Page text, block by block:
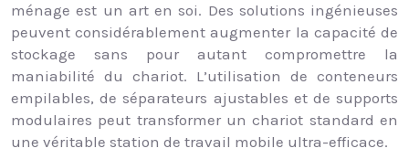
ménage est un art en soi. Des solutions ingénieuses
peuvent considérablement augmenter la capacité de
stockage sans pour autant compromettre la
maniabilité du chariot. L’utilisation de conteneurs
empilables, de séparateurs ajustables et de supports
modulaires peut transformer un chariot standard en
une véritable station de travail mobile ultra-efficace.